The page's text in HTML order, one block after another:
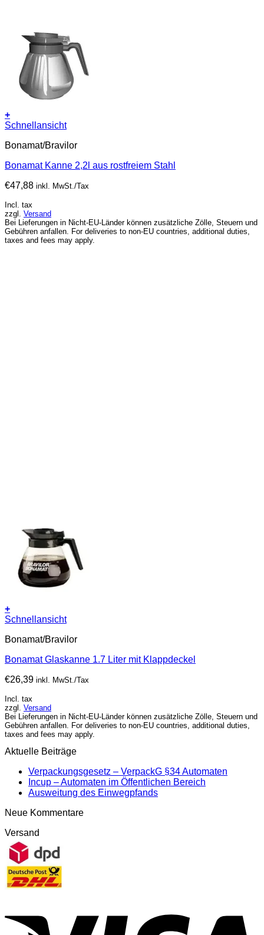
+
Schnellansicht
Bonamat/Bravilor
Bonamat Kanne 2,2l aus rostfreiem Stahl
€47,88 inkl. MwSt./Tax
Incl. tax
zzgl. Versand
Bei Lieferungen in Nicht-EU-Länder können zusätzliche Zölle, Steuern und
Gebühren anfallen. For deliveries to non-EU countries, additional duties,
taxes and fees may apply.
+
Schnellansicht
Bonamat/Bravilor
Bonamat Glaskanne 1.7 Liter mit Klappdeckel
€26,39 inkl. MwSt./Tax
Incl. tax
zzgl. Versand
Bei Lieferungen in Nicht-EU-Länder können zusätzliche Zölle, Steuern und
Gebühren anfallen. For deliveries to non-EU countries, additional duties,
taxes and fees may apply.
Aktuelle Beiträge
Verpackungsgesetz – VerpackG §34 Automaten
Incup – Automaten im Öffentlichen Bereich
Ausweitung des Einwegpfands
Neue Kommentare
Versand